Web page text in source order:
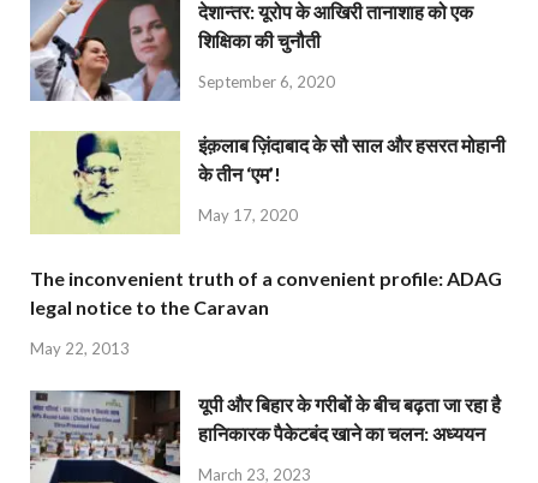
देशान्‍तर: यूरोप के आखिरी तानाशाह को एक
शिक्षिका की चुनौती
September 6, 2020
इंक़लाब ज़िंदाबाद के सौ साल और हसरत मोहानी
के तीन ‘एम’!
May 17, 2020
The inconvenient truth of a convenient profile: ADAG
legal notice to the Caravan
May 22, 2013
यूपी और बिहार के गरीबों के बीच बढ़ता जा रहा है
हानिकारक पैकेटबंद खाने का चलन: अध्ययन
March 23, 2023